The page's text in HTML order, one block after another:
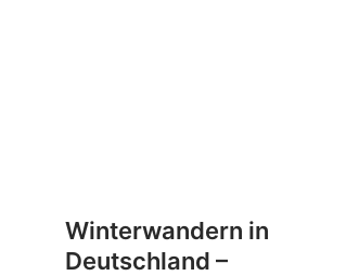
Winterwandern in
Deutschland –